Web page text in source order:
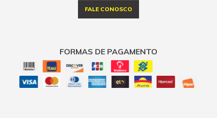
FALE CONOSCO
FORMAS DE PAGAMENTO